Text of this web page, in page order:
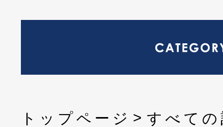
トップページ すべて